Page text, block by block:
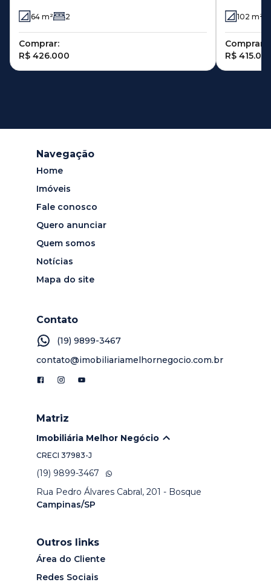
Jardim Interlagos - Hortolândia - SP
64 m² 2
Comprar:
R$ 426.000
-
102 m²
Comprar:
R$
Navegação
Home
Imóveis
Fale conosco
Quero anunciar
Quem somos
Notícias
Mapa do site
Contato
(19) 9899-3467
contato@imobiliariamelhornegocio.com.br
Matriz
Imobiliária Melhor Negócio
CRECI 37983-J
(19) 9899-3467
Rua Pedro Álvares Cabral, 201 - Bosque
Campinas/SP
Outros links
Área do Cliente
Redes Sociais